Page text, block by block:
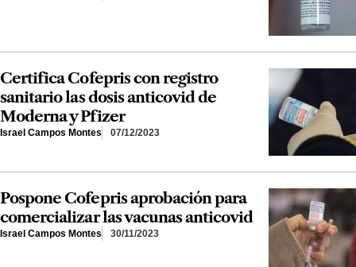
Certifica Cofepris con registro
sanitario las dosis anticovid de
Moderna y Pfizer
Israel Campos Montes 07/12/2023
Pospone Cofepris aprobación para
comercializar las vacunas anticovid
Israel Campos Montes 30/11/2023